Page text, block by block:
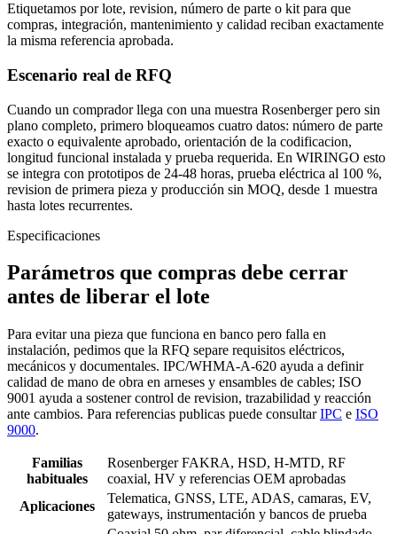
Etiquetamos por lote, revision, número de parte o kit para que
compras, integración, mantenimiento y calidad reciban exactamente
la misma referencia aprobada.
Escenario real de RFQ
Cuando un comprador llega con una muestra Rosenberger pero sin
plano completo, primero bloqueamos cuatro datos: número de parte
exacto o equivalente aprobado, orientación de la codificacion,
longitud funcional instalada y prueba requerida. En WIRINGO esto
se integra con prototipos de 24-48 horas, prueba eléctrica al 100 %,
revision de primera pieza y producción sin MOQ, desde 1 muestra
hasta lotes recurrentes.
Especificaciones
Parámetros que compras debe cerrar
antes de liberar el lote
Para evitar una pieza que funciona en banco pero falla en
instalación, pedimos que la RFQ separe requisitos eléctricos,
mecánicos y documentales. IPC/WHMA-A-620 ayuda a definir
calidad de mano de obra en arneses y ensambles de cables; ISO
9001 ayuda a sostener control de revision, trazabilidad y reacción
ante cambios. Para referencias publicas puede consultar IPC e ISO
9000.
Familias
habituales
Rosenberger FAKRA, HSD, H-MTD, RF
coaxial, HV y referencias OEM aprobadas
Aplicaciones
Telematica, GNSS, LTE, ADAS, camaras, EV,
gateways, instrumentación y bancos de prueba